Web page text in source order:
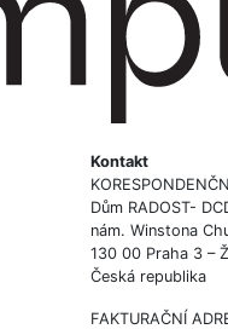
Kontakt
Dům RADOST-
nám. Winstona
130 00 Praha 3 –
Česká republika
FAKTURAČNÍ